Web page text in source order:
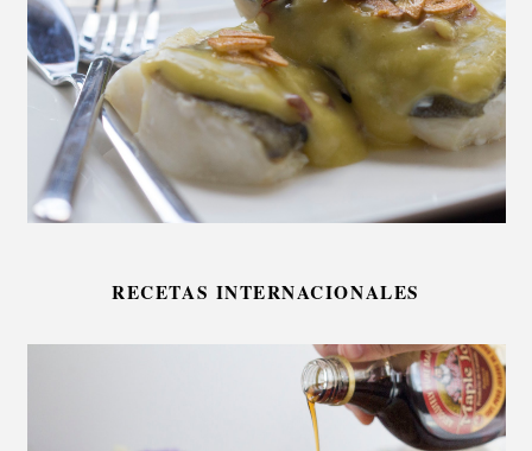
RECETAS INTERNACIONALES